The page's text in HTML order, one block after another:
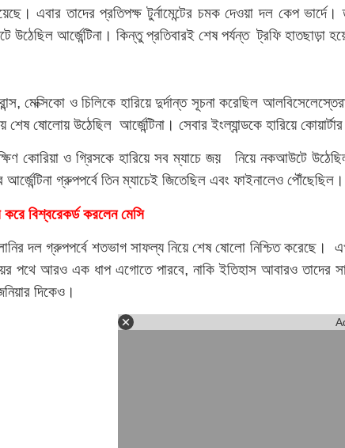
এবার তাদের প্রতিপক্ষ টুর্নামেন্টের চমক দেওয়া দল কেপ
উঠেছিল আর্জেন্টিনা। কিন্তু প্রতিবারই শেষ পর্যন্ত ট্রফি হাতছাড়া
মেক্সিকো ও চিলিকে হারিয়ে দুর্দান্ত সূচনা করেছিল
শেষ ষোলোয় উঠেছিল আর্জেন্টিনা। সেবার ইংল্যান্ডকে হারিয়ে
কোরিয়া ও গ্রিসকে হারিয়ে সব ম্যাচে জয় নিয়ে নকআউটে
আর্জেন্টিনা গ্রুপপর্বে তিন ম্যাচেই জিতেছিল এবং ফাইনালেও
বিশ্বরেকর্ড করলেন মেসি
দল গ্রুপপর্বে শতভাগ সাফল্য নিয়ে শেষ ষোলো নিশ্চিত করেছে।
পথে আরও এক ধাপ এগোতে পারবে, নাকি ইতিহাস আবারও তাদের
দিকেও।